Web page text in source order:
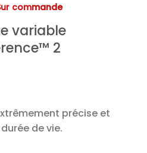
commande
variable
2
précise et
de vie.